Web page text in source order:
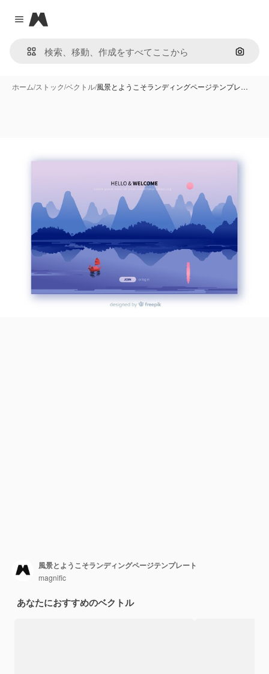
Close menu
Magnific
画像で
ホーム/ストック/ベクトル/風景とようこそランディングページテンプレ…
風景とようこそランディングページテンプレート
magnific
あなたにおすすめのベクトル